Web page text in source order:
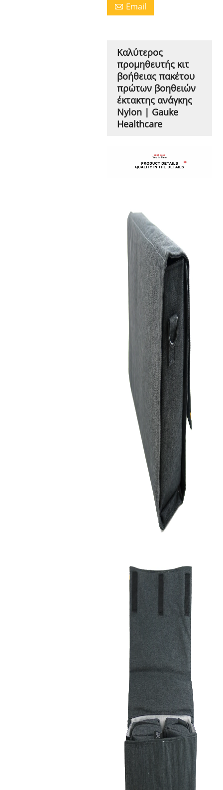
 Email
Καλύτερος
προμηθευτής κιτ
βοήθειας πακέτου
πρώτων βοηθειών
έκτακτης ανάγκης
Nylon | Gauke
Healthcare